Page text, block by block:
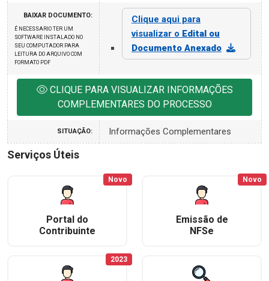
BAIXAR DOCUMENTO:
É NECESSARIO TER UM
SOFTWARE INSTALADO NO
SEU COMPUTADOR PARA
LEITURA DO ARQUIVO COM
FORMATO PDF
Clique aqui para
visualizar o Edital ou
Documento Anexado
CLIQUE PARA VISUALIZAR INFORMAÇÕES
COMPLEMENTARES DO PROCESSO
SITUAÇÃO: Informações Complementares
Serviços Úteis
Portal do
Contribuinte
Novo
Emissão de
NFSe
Novo
2023